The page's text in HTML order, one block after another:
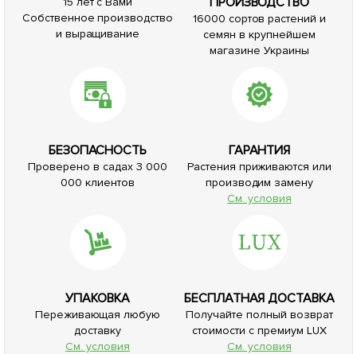
Собственное производство
и выращивание
16000 сортов растений и
семян в крупнейшем
магазине Украины
БЕЗОПАСНОСТЬ
Проверено в садах 3 000
000 клиентов
ГАРАНТИЯ
Растения приживаются или
производим замену
См. условия
УПАКОВКА
Переживающая любую
доставку
См. условия
БЕСПЛАТНАЯ ДОСТАВКА
Получайте полный возврат
стоимости с премиум LUX
См. условия